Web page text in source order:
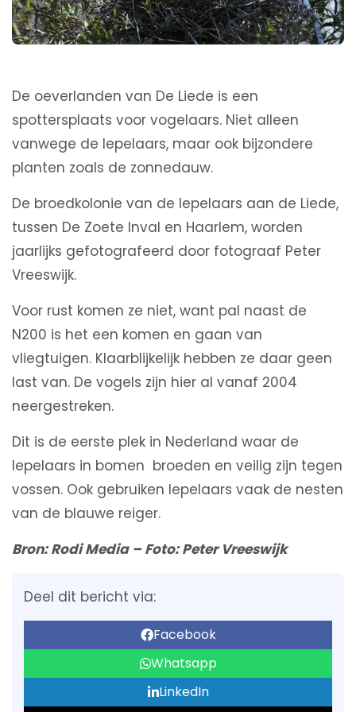
De oeverlanden van De Liede is een
spottersplaats voor vogelaars. Niet alleen
vanwege de lepelaars, maar ook bijzondere
planten zoals de zonnedauw.
De broedkolonie van de lepelaars aan de Liede,
tussen De Zoete Inval en Haarlem, worden
jaarlijks gefotografeerd door fotograaf Peter
Vreeswijk.
Voor rust komen ze niet, want pal naast de
N200 is het een komen en gaan van
vliegtuigen. Klaarblijkelijk hebben ze daar geen
last van. De vogels zijn hier al vanaf 2004
neergestreken.
Dit is de eerste plek in Nederland waar de
lepelaars in bomen broeden en veilig zijn tegen
vossen. Ook gebruiken lepelaars vaak de nesten
van de blauwe reiger.
Bron: Rodi Media – Foto: Peter Vreeswijk
Deel dit bericht via:
Facebook
Whatsapp
LinkedIn